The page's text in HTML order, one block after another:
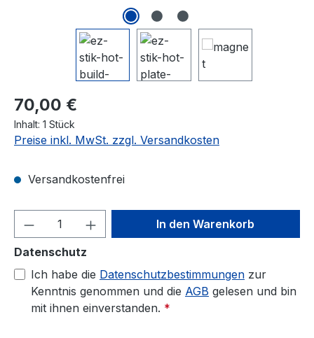
Regulärer Preis:
70,00 €
Inhalt: 1 Stück
Preise inkl. MwSt. zzgl. Versandkosten
Versandkostenfrei
Produkt Anzahl: Gib denIn den Warenkorb
Datenschutz
Ich habe die Datenschutzbestimmungen zur
Kenntnis genommen und die AGB gelesen und bin
mit ihnen einverstanden. *